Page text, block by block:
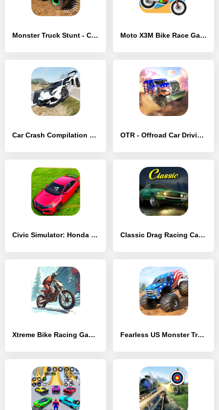
Monster Truck Stunt - Car Game - [MOD Бесконечные деньги] Moto X3M Bike Race Game - [MOD Много монет]
Car Crash Compilation Game - [MOD Много монет] OTR - Offroad Car Driving Game - [MOD Много денег]
Civic Simulator: Honda Type R - [MOD Бесконечные деньги] Classic Drag Racing Car Game - [MOD Много монет]
Xtreme Bike Racing Game - [MOD Много денег] Fearless US Monster Truck Game - [MOD Много денег]